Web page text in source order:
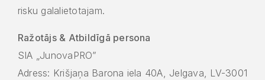
risku galalietotajam.
Ražotājs & Atbildīgā persona
SIA „JunovaPRO”
Adress: Krišjaņa Barona iela 40A, Jelgava, LV-3001